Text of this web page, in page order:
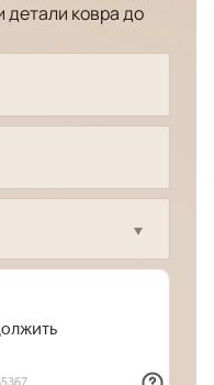
детали ковра до